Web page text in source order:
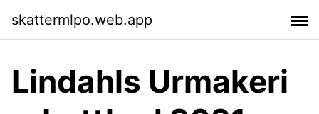
skattermlpo.web.app
Lindahls Urmakeri